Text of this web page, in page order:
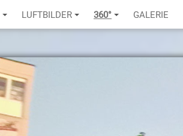
LUFTBILDER 360° GALERIE